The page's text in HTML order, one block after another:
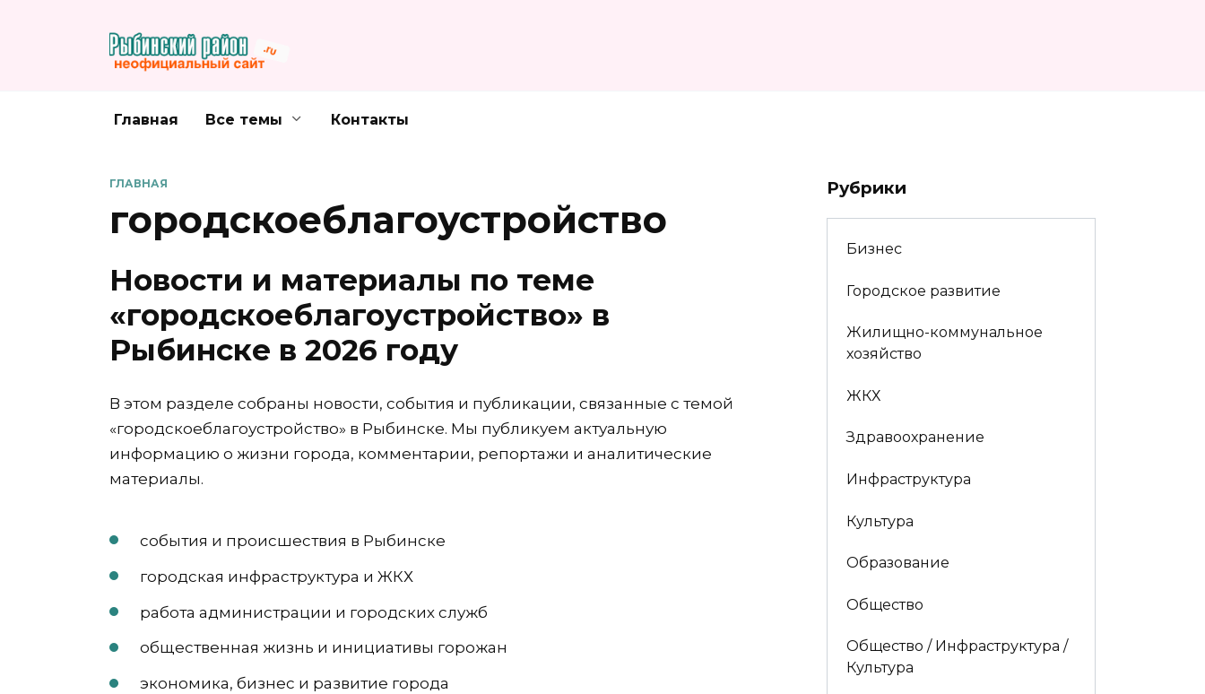
Главная Все темы Контакты
ГЛАВНАЯ
городскоеблагоустройство
Новости и материалы по теме
«городскоеблагоустройство» в
Рыбинске в 2026 году
В этом разделе собраны новости, события и публикации, связанные с темой
«городскоеблагоустройство» в Рыбинске. Мы публикуем актуальную
информацию о жизни города, комментарии, репортажи и аналитические
материалы.
события и происшествия в Рыбинске
городская инфраструктура и ЖКХ
работа администрации и городских служб
общественная жизнь и инициативы горожан
экономика, бизнес и развитие города
Рубрики
Бизнес
Городское развитие
Жилищно-коммунальное
хозяйство
ЖКХ
Здравоохранение
Инфраструктура
Культура
Образование
Общество
Общество / Инфраструктура /
Культура